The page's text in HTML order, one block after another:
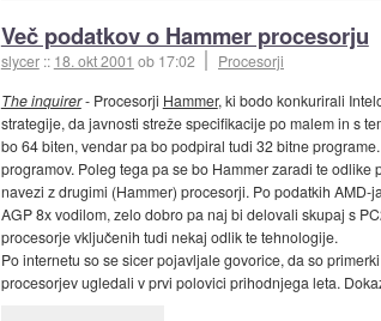
Več podatkov o Hammer procesorju
slycer :: 18. okt 2001 ob 17:02
Procesorji
The inquirer- Procesorji Hammer, ki bodo konkurirali
strategije, da javnosti streže specifikacije po malem in s
bo 64 biten, vendar pa bo podpiral tudi 32 bitne
programov. Poleg tega pa se bo Hammer zaradi te
navezi z drugimi (Hammer) procesorji. Po podatkih
AGP 8x vodilom, zelo dobro pa naj bi delovali skupaj s
procesorje vključenih tudi nekaj odlik te tehnologije.
Po internetu so se sicer pojavljale govorice, da so
procesorjev ugledali v prvi polovici prihodnjega leta.